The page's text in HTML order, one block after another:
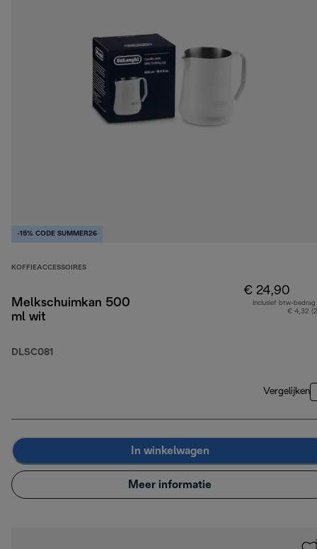
-15% CODE SUMMER26
KOFFIEACCESSOIRES
Melkschuimkan 500
ml wit
DLSC081
€ 24,90
Inclusief btw-bedrag
€ 4,32
Vergelijken
In winkelwagen
Meer informatie